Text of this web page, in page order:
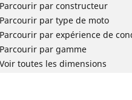
Parcourir par constructeur
Parcourir par type de moto
Parcourir par expérience de
Parcourir par gamme
Voir toutes les dimensions